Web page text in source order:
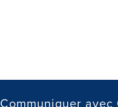
Communiquer avec